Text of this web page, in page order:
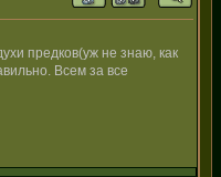
предков(уж не знаю, как
Всем за все